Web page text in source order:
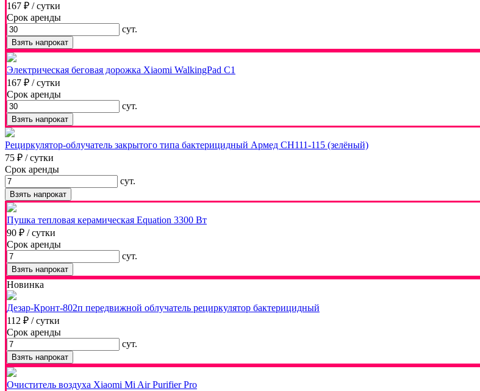
167 ₽ / сутки
Срок аренды
сут.
Взять напрокат
Электрическая беговая дорожка Xiaomi WalkingPad C1
167 ₽ / сутки
Срок аренды
сут.
Взять напрокат
Рециркулятор-облучатель закрытого типа бактерицидный Армед СH111-115 (зелёный)
75 ₽ / сутки
Срок аренды
сут.
Взять напрокат
Пушка тепловая керамическая Equation 3300 Вт
90 ₽ / сутки
Срок аренды
сут.
Взять напрокат
Новинка
Дезар-Кронт-802п передвижной облучатель рециркулятор бактерицидный
112 ₽ / сутки
Срок аренды
сут.
Взять напрокат
Очиститель воздуха Xiaomi Mi Air Purifier Pro